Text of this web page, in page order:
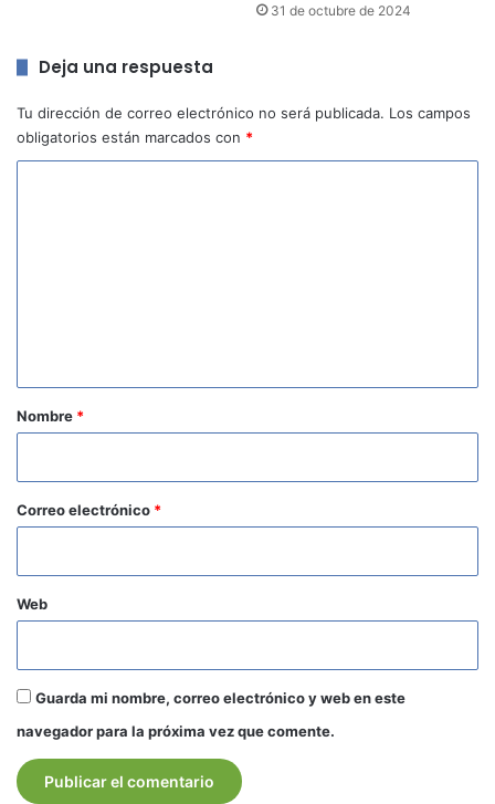
31 de octubre de 2024
Deja una respuesta
Tu dirección de correo electrónico no será publicada. Los campos
obligatorios están marcados con *
r
o
*
Nombre *
Correo electrónico *
Web
Guarda mi nombre, correo electrónico y web en este
navegador para la próxima vez que comente.